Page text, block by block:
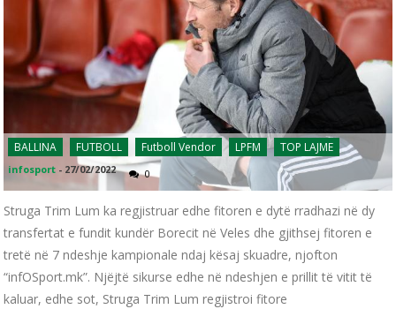
BALLINA FUTBOLL Futboll Vendor LPFM TOP LAJME
infosport - 27/02/2022 0
Struga Trim Lum ka regjistruar edhe fitoren e dytë rradhazi në dy
transfertat e fundit kundër Borecit në Veles dhe gjithsej fitoren e
tretë në 7 ndeshje kampionale ndaj kësaj skuadre, njofton
“infOSport.mk”. Njëjtë sikurse edhe në ndeshjen e prillit të vitit të
kaluar, edhe sot, Struga Trim Lum regjistroi fitore